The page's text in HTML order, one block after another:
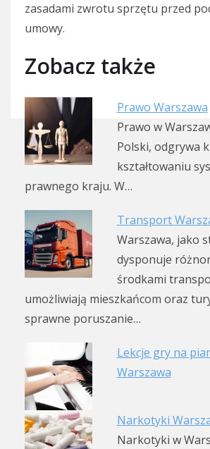
zasadami zwrotu sprzętu przed
umowy.
Zobacz także
Prawo Warszawa
Prawo w
Polski, odgrywa
kształtowaniu
prawnego kraju. W…
Transport
Warszawa, jako
dysponuje
środkami
umożliwiają mieszkańcom oraz
sprawne poruszanie…
Lekcje gry na
Warszawa
Narkotyki
Narkotyki w